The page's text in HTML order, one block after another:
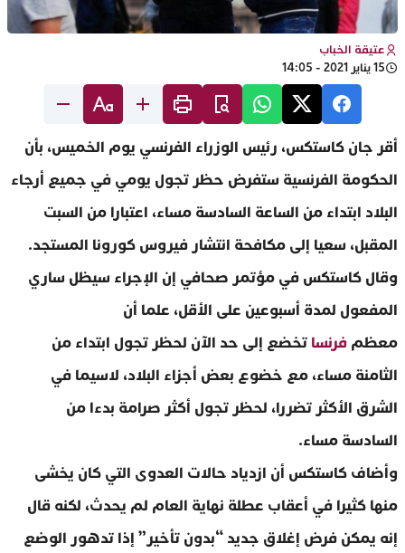
عتيقة الخباب
15 يناير 2021 - 14:05
أقر جان كاستكس، رئيس الوزراء الفرنسي يوم الخميس، بأن
الحكومة الفرنسية ستفرض حظر تجول يومي في جميع أرجاء
البلاد ابتداء من الساعة السادسة مساء، اعتبارا من السبت
المقبل، سعيا إلى مكافحة انتشار فيروس كورونا المستجد.
وقال كاستكس في مؤتمر صحافي إن الإجراء سيظل ساري
المفعول لمدة أسبوعين على الأقل، علما أن
معظم فرنسا تخضع إلى حد الآن لحظر تجول ابتداء من
الثامنة مساء، مع خضوع بعض أجزاء البلاد، لاسيما في
الشرق الأكثر تضررا، لحظر تجول أكثر صرامة بدءا من
السادسة مساء.
وأضاف كاستكس أن ازدياد حالات العدوى التي كان يخشى
منها كثيرا في أعقاب عطلة نهاية العام لم يحدث، لكنه قال
إنه يمكن فرض إغلاق جديد “بدون تأخير” إذا تدهور الوضع